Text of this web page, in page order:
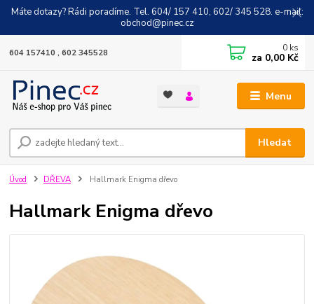
Máte dotazy? Rádi poradíme. Tel. 604/ 157 410, 602/ 345 528. e-mail:
obchod@pinec.cz
Menu
Hledat
604 157410 , 602 345528 0 ks
za 0,00 Kč
Úvod DŘEVA Hallmark Enigma dřevo
Hallmark Enigma dřevo